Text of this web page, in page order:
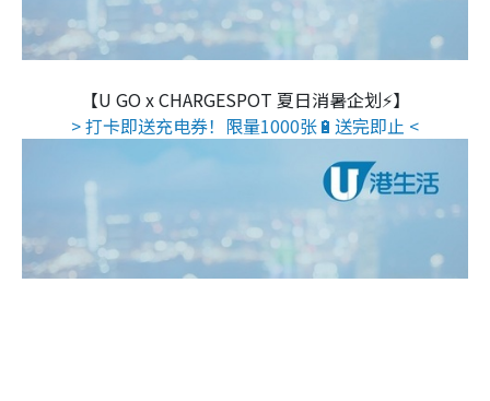
【U GO x CHARGESPOT 夏日消暑企划⚡】
> 打卡即送充电券！限量1000张🔋送完即止 <